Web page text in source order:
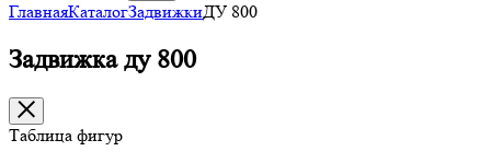
ГлавнаяКаталогЗадвижкиДУ 800
Задвижка ду 800
Таблица фигур